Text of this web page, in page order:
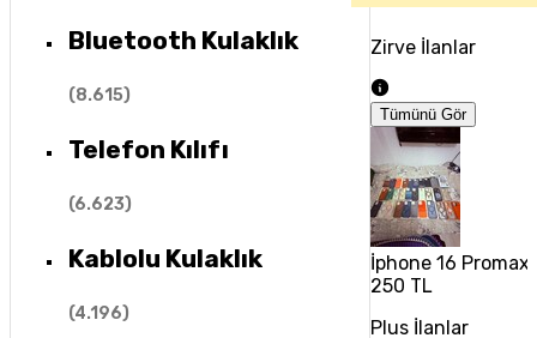
Bluetooth Kulaklık
(8.615)
Telefon Kılıfı
(6.623)
Kablolu Kulaklık
(4.196)
Zirve İlanlar
Tümünü Gör
İphone 16 Promax
250 TL
Plus İlanlar